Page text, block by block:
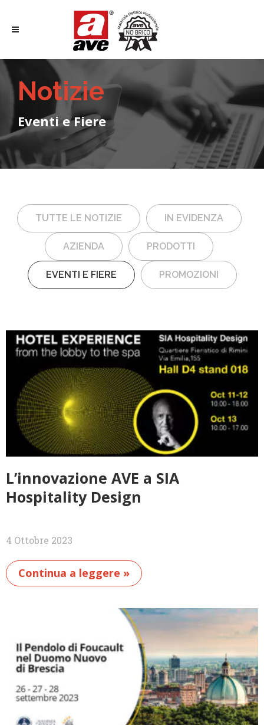
Notizie
Eventi e Fiere
TUTTE LE NOTIZIE IN EVIDENZA
AZIENDA PRODOTTI
EVENTI E FIERE PROMOZIONI
L’innovazione AVE a SIA
Hospitality Design
4 Ottobre 2023
Continua a leggere »